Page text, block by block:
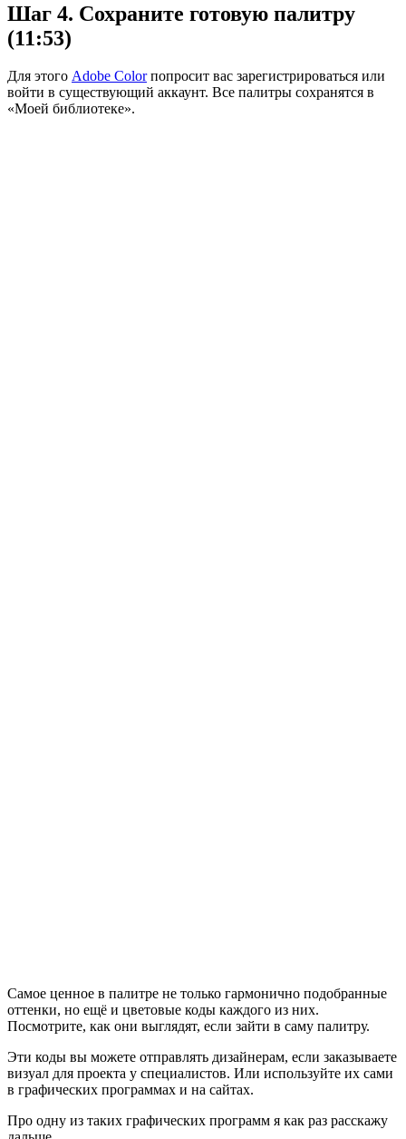
Шаг 4. Сохраните готовую палитру
(11:53)
Для этого Adobe Colorпопросит вас зарегистрироваться или
войти в существующий аккаунт. Все палитры сохранятся в
«Моей библиотеке».
Самое ценное в палитре не только гармонично подобранные
оттенки, но ещё и цветовые коды каждого из них.
Посмотрите, как они выглядят, если зайти в саму палитру.
Эти коды вы можете отправлять дизайнерам, если заказываете
визуал для проекта у специалистов. Или используйте их сами
в графических программах и на сайтах.
Про одну из таких графических программ я как раз расскажу